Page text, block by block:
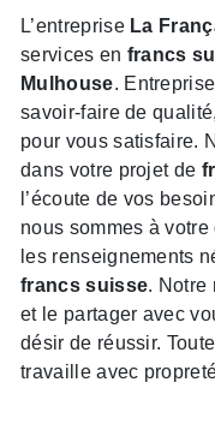
L’entreprise La
services en francs
Mulhouse.
savoir-faire de
pour vous satisfaire.
dans votre projet de
l’écoute de vos
nous sommes à
les renseignements
francs suisse. Notre
et le partager avec
désir de réussir.
travaille avec